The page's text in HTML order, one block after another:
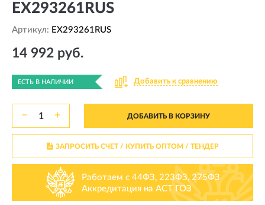
EX293261RUS
Артикул: EX293261RUS
14 992 руб.
ЕСТЬ В НАЛИЧИИ Добавить к сравнению
− + ДОБАВИТЬ В КОРЗИНУ
ЗАПРОСИТЬ СЧЕТ / КУПИТЬ ОПТОМ/ ТЕНДЕР
Работаем с 44ФЗ, 223ФЗ, 275ФЗ
Аккредитация на АСТ ГОЗ